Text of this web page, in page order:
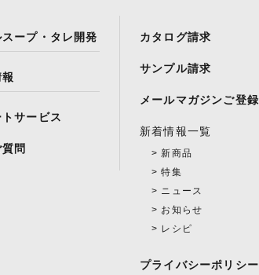
ープ・タレ開発
サービス
問
カタログ請求
サンプル請求
メールマガジンご登録
新着情報一覧
新商品
特集
ニュース
お知らせ
レシピ
プライバシーポリシー